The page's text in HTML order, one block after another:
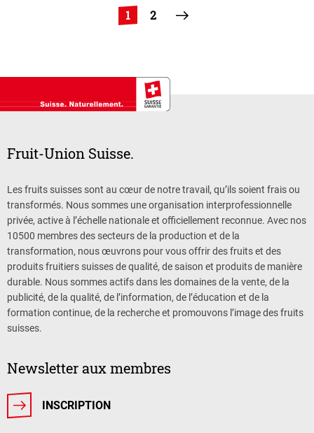
1 2
Fruit-Union Suisse.
Les fruits suisses sont au cœur de notre travail, qu’ils soient frais ou
transformés. Nous sommes une organisation interprofessionnelle
privée, active à l’échelle nationale et officiellement reconnue. Avec nos
10500 membres des secteurs de la production et de la
transformation, nous œuvrons pour vous offrir des fruits et des
produits fruitiers suisses de qualité, de saison et produits de manière
durable. Nous sommes actifs dans les domaines de la vente, de la
publicité, de la qualité, de l’information, de l’éducation et de la
formation continue, de la recherche et promouvons l’image des fruits
suisses.
Newsletter aux membres
INSCRIPTION